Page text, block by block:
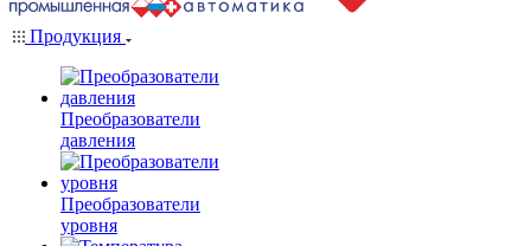
Продукция
Преобразователи
давления
Преобразователи
уровня